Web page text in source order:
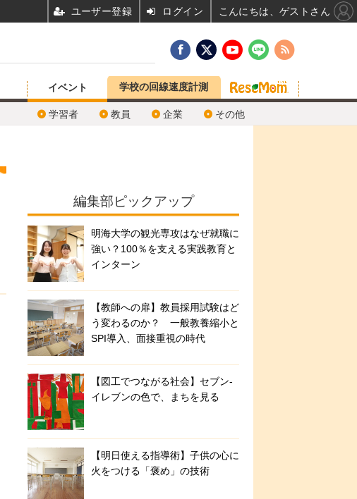
イベント
学習者 教員 企業 その他
学校の回線速度計測
編集部ピックアップ
明海大学の観光専攻はなぜ就職に
強い？100％を支える実践教育と
インターン
【教師への扉】教員採用試験はど
う変わるのか？ 一般教養縮小と
SPI導入、面接重視の時代
【図工でつながる社会】セブン‐
イレブンの色で、まちを見る
【明日使える指導術】子供の心に
火をつける「褒め」の技術
ユーザー登録 ログイン こんにちは、ゲストさん